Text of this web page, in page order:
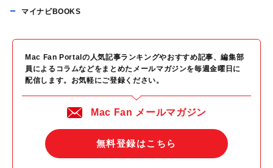
マイナビBOOKS
Mac Fan Portalの人気記事ランキングやおすすめ記事、編集部
員によるコラムなどをまとめたメールマガジンを毎週金曜日に
配信します。お気軽にご登録ください。
Mac Fan メールマガジン
無料登録はこちら